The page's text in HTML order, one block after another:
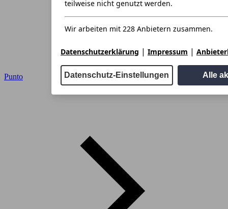
teilweise nicht genutzt werden.
Wir arbeiten mit 228 Anbietern zusammen.
Datenschutzerklärung | Impressum |
Datenschutz-Einstellungen Alle
Punto